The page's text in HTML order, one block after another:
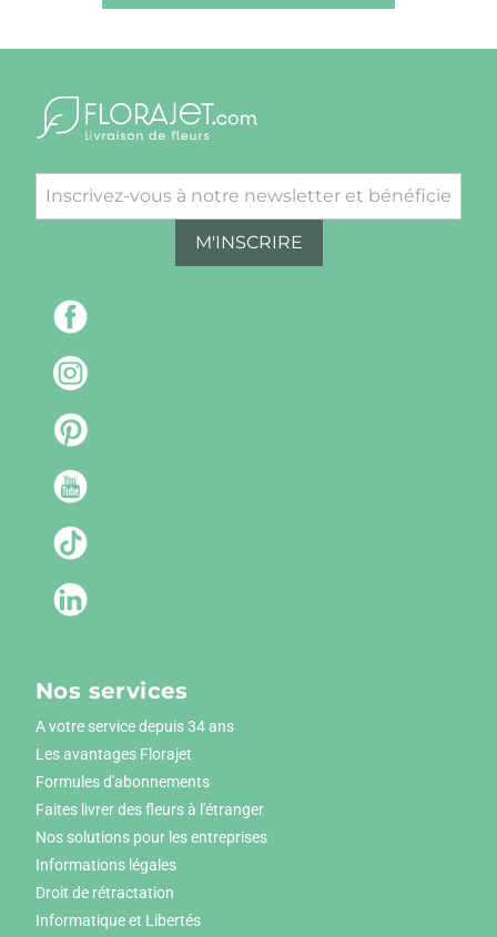
M'INSCRIRE
Nos services
A votre service depuis 34 ans
Les avantages Florajet
Formules d'abonnements
Faites livrer des fleurs à l'étranger
Nos solutions pour les entreprises
Informations légales
Droit de rétractation
Informatique et Libertés